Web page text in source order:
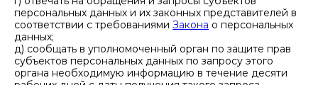
персональных данных и их законных представителей в
соответствии с требованиями Закона о персональных
данных;
д) сообщать в уполномоченный орган по защите прав
субъектов персональных данных по запросу этого
органа необходимую информацию в течение десяти